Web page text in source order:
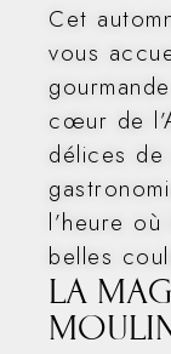
Cet
vous
cœur de
délices
l’heure
belles
LA